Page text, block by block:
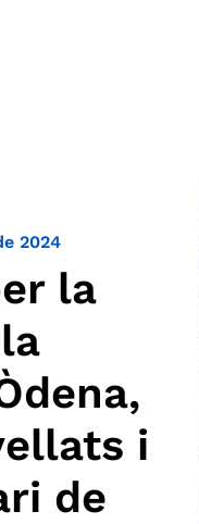
2024
la
i
de